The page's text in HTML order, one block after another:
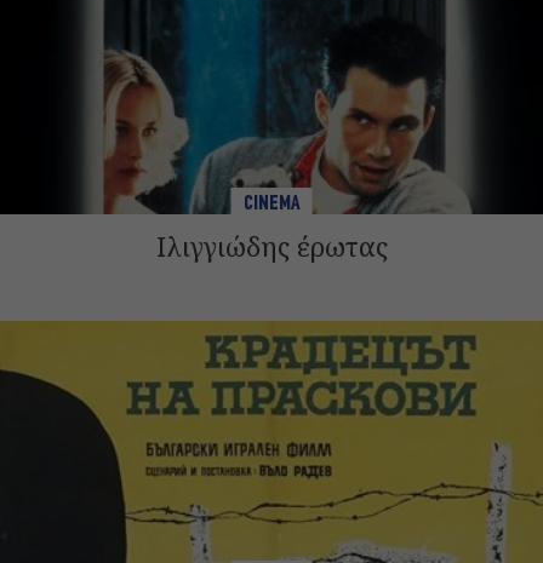
CINEMA
Ιλιγγιώδης έρωτας